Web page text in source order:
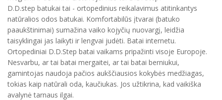
D.D.step batukai tai - ortopedinius reikalavimus atitinkantys
natūralios odos batukai. Komfortabilūs įtvarai (batuko
paaukštinimai) sumažina vaiko kojyčių nuovargį, leidžia
taisyklingai jas laikyti ir lengvai judėti. Batai internetu.
Ortopediniai D.D.Step batai vaikams pripažinti visoje Europoje.
Nesvarbu, ar tai batai mergaitei, ar tai batai berniukui,
gamintojas naudoja pačios aukščiausios kokybės medžiagas,
tokias kaip natūrali oda, kaučiukas. Jos užtikrina, kad vaikiška
avalynė tarnaus ilgai.